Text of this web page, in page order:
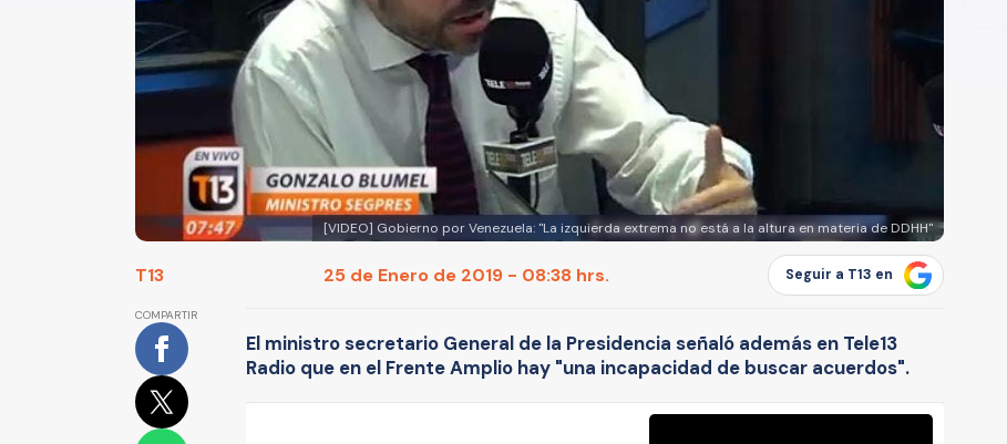
[VIDEO] Gobierno por Venezuela: "La izquierda extrema no está a la altura en materia de DDHH"
T13 25 de Enero de 2019 - 08:38 hrs. Seguir a T13 en
COMPARTIR
El ministro secretario General de la Presidencia señaló además en Tele13
Radio que en el Frente Amplio hay "una incapacidad de buscar acuerdos".